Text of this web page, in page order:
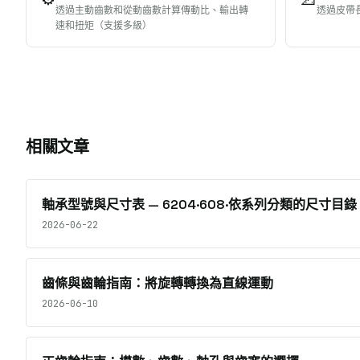
透過主動齒數和從動齒數計算傳動比、輸出轉
速和扭矩（支援多級）
透過皮帶
相關文章
軸承型號與尺寸表 — 6204·608·依系列分類的尺寸目錄
2026-06-22
齒條與齒輪指南：將旋轉轉換為直線運動
2026-06-10